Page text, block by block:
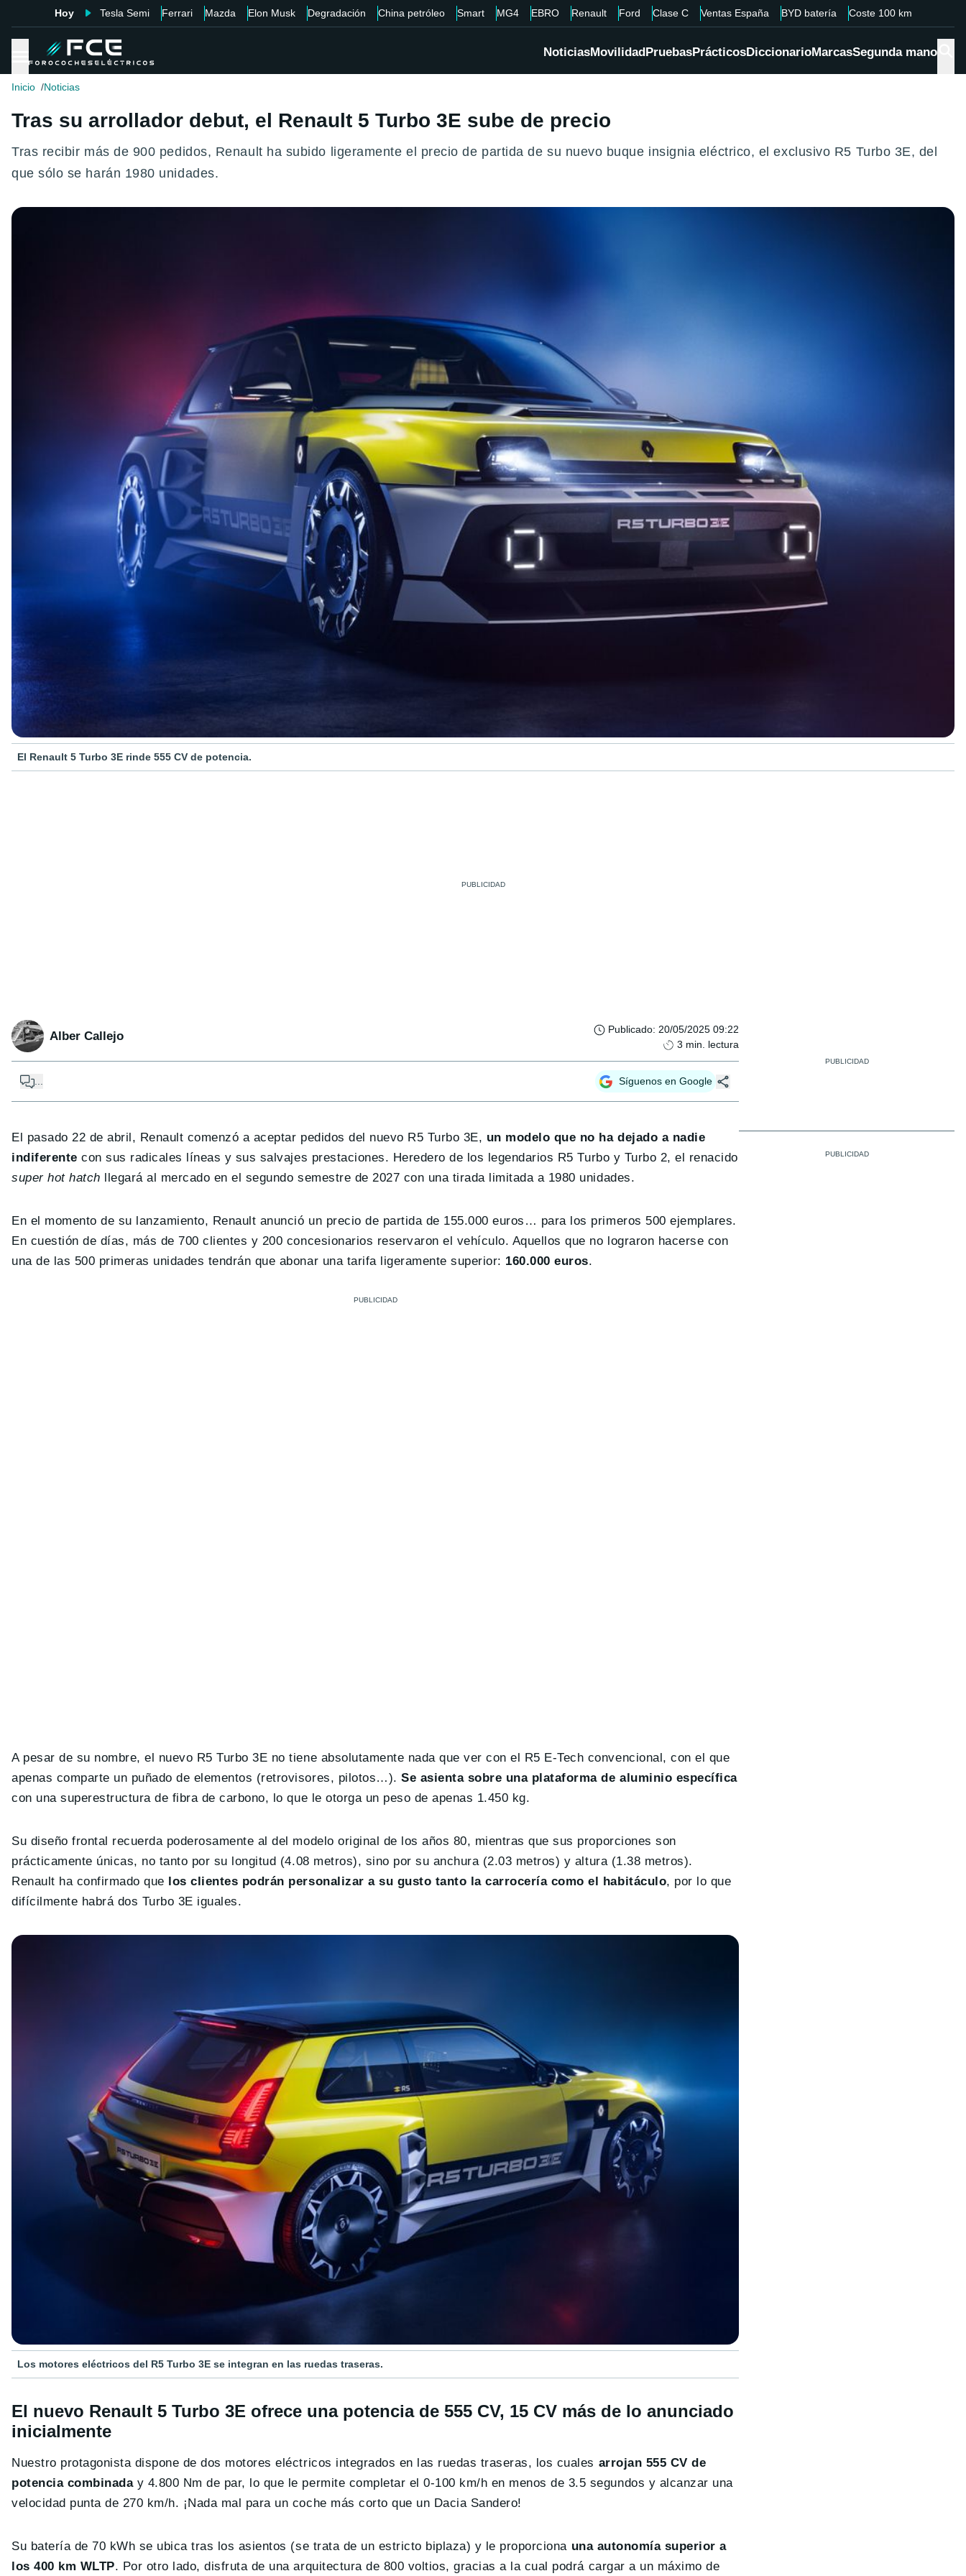
Hoy Tesla Semi Ferrari Mazda Elon Musk Degradación China petróleo Smart MG4 EBRO Renault Ford Clase C Ventas España BYD batería Coste 100 km
NoticiasMovilidadPruebasPrácticosDiccionarioMarcasSegunda mano
Inicio Noticias
Tras su arrollador debut, el Renault 5 Turbo 3E sube de precio
Tras recibir más de 900 pedidos, Renault ha subido ligeramente el precio de partida de su nuevo buque insignia eléctrico, el exclusivo R5 Turbo 3E, del
que sólo se harán 1980 unidades.
El Renault 5 Turbo 3E rinde 555 CV de potencia.
Alber Callejo Publicado: 20/05/2025 09:22
3 min. lectura
... Síguenos en Google
El pasado 22 de abril, Renault comenzó a aceptar pedidos del nuevo R5 Turbo 3E, un modelo que no ha dejado a nadie
indiferente con sus radicales líneas y sus salvajes prestaciones. Heredero de los legendarios R5 Turbo y Turbo 2, el renacido
super hot hatch llegará al mercado en el segundo semestre de 2027 con una tirada limitada a 1980 unidades.
En el momento de su lanzamiento, Renault anunció un precio de partida de 155.000 euros… para los primeros 500 ejemplares.
En cuestión de días, más de 700 clientes y 200 concesionarios reservaron el vehículo. Aquellos que no lograron hacerse con
una de las 500 primeras unidades tendrán que abonar una tarifa ligeramente superior: 160.000 euros.
A pesar de su nombre, el nuevo R5 Turbo 3E no tiene absolutamente nada que ver con el R5 E-Tech convencional, con el que
apenas comparte un puñado de elementos (retrovisores, pilotos…).Se asienta sobre una plataforma de aluminio específica
con una superestructura de fibra de carbono, lo que le otorga un peso de apenas 1.450 kg.
Su diseño frontal recuerda poderosamente al del modelo original de los años 80, mientras que sus proporciones son
prácticamente únicas, no tanto por su longitud (4.08 metros), sino por su anchura (2.03 metros) y altura (1.38 metros).
Renault ha confirmado que
los clientes podrán personalizar a su gusto tanto la carrocería como el habitáculo, por lo que
difícilmente habrá dos Turbo 3E iguales.
Los motores eléctricos del R5 Turbo 3E se integran en las ruedas traseras.
El nuevo Renault 5 Turbo 3E ofrece una potencia de 555 CV, 15 CV más de lo anunciado
inicialmente
Nuestro protagonista dispone de dos motores eléctricos integrados en las ruedas traseras, los cuales arrojan 555 CV de
potencia combinaday 4.800 Nm de par, lo que le permite completar el 0-100 km/h en menos de 3.5 segundos y alcanzar una
velocidad punta de 270 km/h. ¡Nada mal para un coche más corto que un Dacia Sandero!
Su batería de 70 kWh se ubica tras los asientos (se trata de un estricto biplaza) y le proporciona una autonomía superior a
los 400 km WLTP. Por otro lado, disfruta de una arquitectura de 800 voltios, gracias a la cual podrá cargar a un máximo de